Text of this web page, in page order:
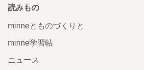
読みもの
minneとものづくりと
minne学習帖
ニュース